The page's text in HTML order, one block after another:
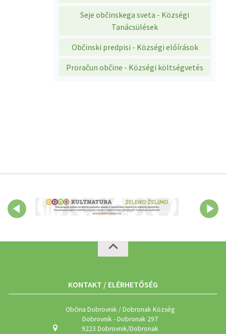
Seje občinskega sveta - Községi
Tanácsülések
Občinski predpisi - Községi előírások
Proračun občine - Községi költségvetés
KONTAKT / ELÉRHETŐSÉG
Občina Dobrovnik / Dobronak Község
Dobrovnik - Dobronak 297
9223 Dobrovnik/Dobronak